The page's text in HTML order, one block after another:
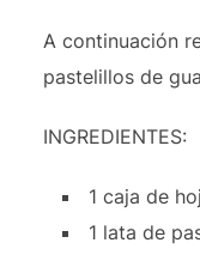
A continuación
pastelillos de
INGREDIENTES:
1 caja de
1 lata de